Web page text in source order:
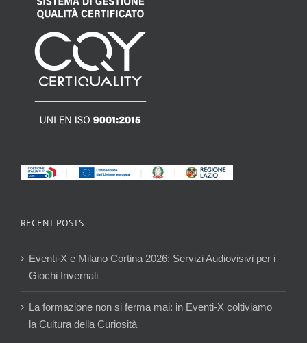
RECENT POSTS
Eventi-X e Milano Cortina 2026: Servizi Audiovisivi per i
Giochi Invernali
La formazione non si ferma mai: in Eventi-X coltiviamo
la Cultura della Curiosità